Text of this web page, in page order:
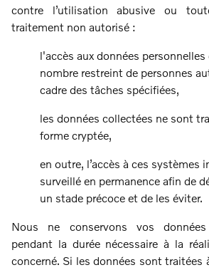
contre l’utilisation abusive ou
traitement non autorisé :
l'accès aux données
nombre restreint de personnes
cadre des tâches spécifiées,
les données collectées ne sont
forme cryptée,
en outre, l’accès à ces systèmes
surveillé en permanence afin de
un stade précoce et de les éviter.
Nous ne conservons vos
pendant la durée nécessaire à la
concerné. Si les données sont traitées